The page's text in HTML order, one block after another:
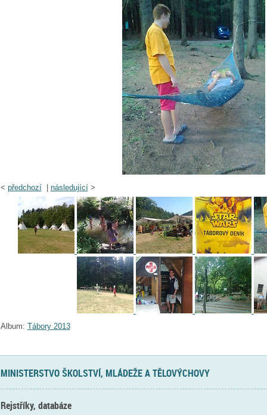
< předchozí| následující>
Album: Tábory 2013
MINISTERSTVO ŠKOLSTVÍ, MLÁDEŽE A TĚLOVÝCHOVY
Rejstříky, databáze